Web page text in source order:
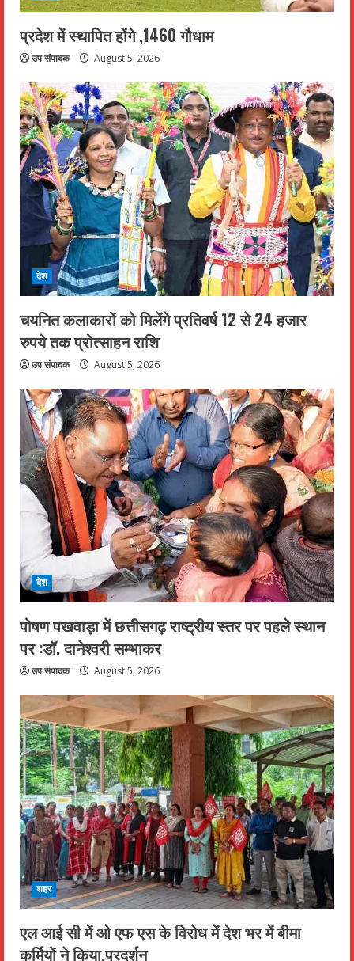
प्रदेश में स्थापित होंगे ,1460 गौधाम
उप संपादक August 5, 2026
देश
चयनित कलाकारों को मिलेंगे प्रतिवर्ष 12 से 24 हजार
रुपये तक प्रोत्साहन राशि
उप संपादक August 5, 2026
देश
पोषण पखवाड़ा में छत्तीसगढ़ राष्ट्रीय स्तर पर पहले स्थान
पर :डॉ. दानेश्वरी सम्भाकर
उप संपादक August 5, 2026
शहर
एल आई सी में ओ एफ एस के विरोध में देश भर में बीमा
कर्मियों ने किया,प्रदर्शन